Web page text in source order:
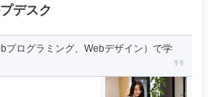
デスク
プログラミング、Webデザイン）で学